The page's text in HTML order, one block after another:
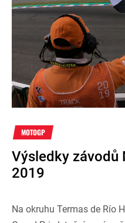
MOTOGP
Výsledky závodů
2019
Na okruhu Termas de Río